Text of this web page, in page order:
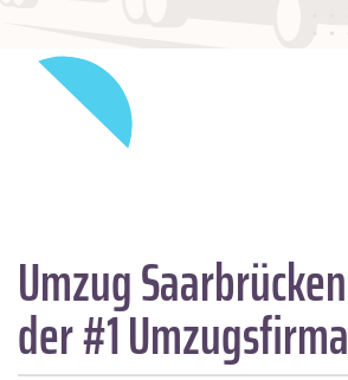
Umzug Saarbrücken
der #1 Umzugsfirma